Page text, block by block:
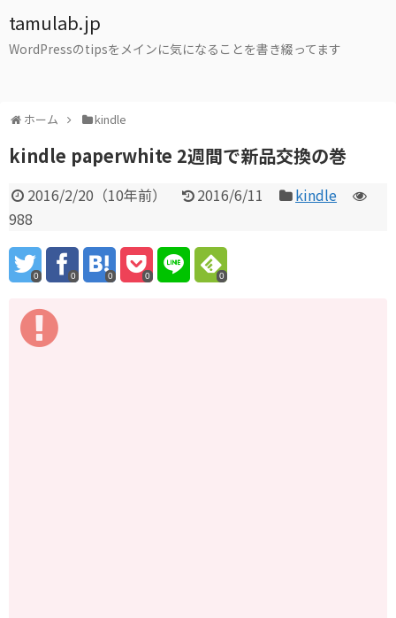
tamulab.jp
WordPressのtipsをメインに気になることを書き綴ってます
ホーム kindle
kindle paperwhite 2週間で新品交換の巻
2016/2/20 （10年前） 2016/6/11
kindle
988
0 0 0 0 0